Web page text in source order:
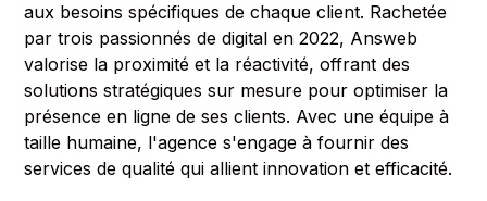
aux besoins spécifiques de chaque client. Rachetée
par trois passionnés de digital en 2022, Answeb
valorise la proximité et la réactivité, offrant des
solutions stratégiques sur mesure pour optimiser la
présence en ligne de ses clients. Avec une équipe à
taille humaine, l'agence s'engage à fournir des
services de qualité qui allient innovation et efficacité.